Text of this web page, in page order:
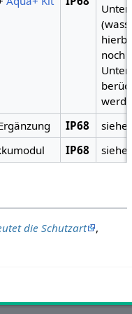
noch
IP68
siehe
IP68 siehe
die Schutzart
,